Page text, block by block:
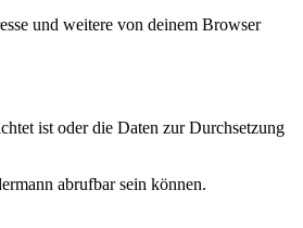
und weitere von deinem Browser
ist oder die Daten zur Durchsetzung
abrufbar sein können.